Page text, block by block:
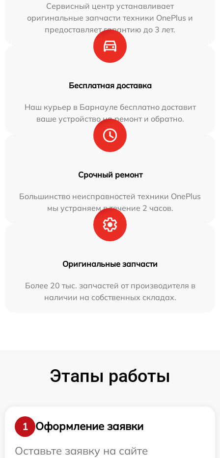
Сервисный центр устанавливает
оригинальные запчасти техники OnePlus и
предоставляет гарантию до 3 лет.
Бесплатная доставка
Наш курьер в Барнауле бесплатно доставит
ваше устройство на ремонт и обратно.
Срочный ремонт
Большинство неисправностей техники OnePlus
мы устраняем в течение 2 часов.
Оригинальные запчасти
Более 20 тыс. запчастей от производителя в
наличии на собственных складах.
Этапы работы
1
Оформление заявки
Оставьте заявку на сайте